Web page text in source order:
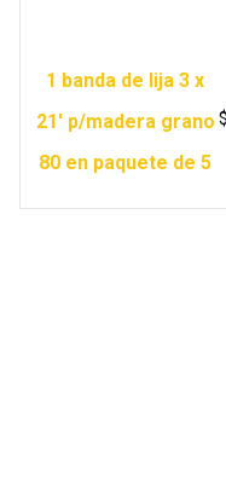
1 banda de lija 3 x
21′ p/madera grano
80 en paquete de 5
$